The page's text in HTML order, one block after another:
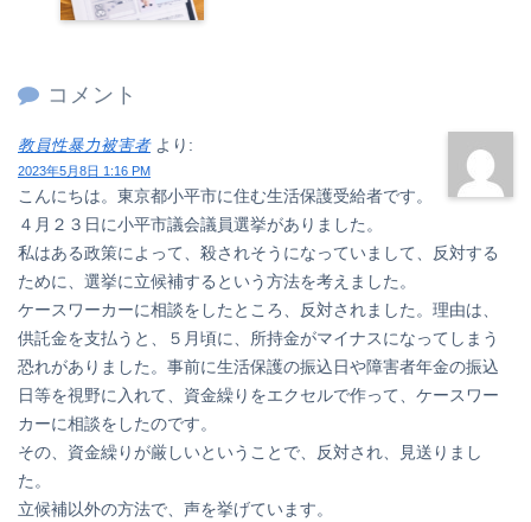
コメント
教員性暴力被害者 より:
2023年5月8日 1:16 PM
こんにちは。東京都小平市に住む生活保護受給者です。
４月２３日に小平市議会議員選挙がありました。
私はある政策によって、殺されそうになっていまして、反対する
ために、選挙に立候補するという方法を考えました。
ケースワーカーに相談をしたところ、反対されました。理由は、
供託金を支払うと、５月頃に、所持金がマイナスになってしまう
恐れがありました。事前に生活保護の振込日や障害者年金の振込
日等を視野に入れて、資金繰りをエクセルで作って、ケースワー
カーに相談をしたのです。
その、資金繰りが厳しいということで、反対され、見送りまし
た。
立候補以外の方法で、声を挙げています。